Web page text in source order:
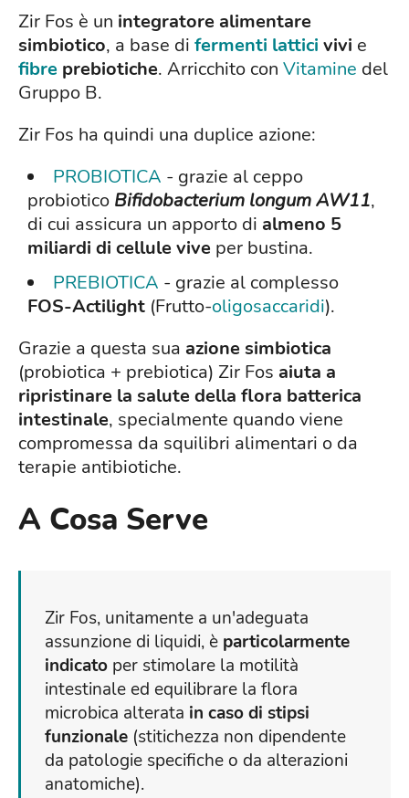
Zir Fos è un integratore alimentare
simbiotico, a base di fermenti lattici vivi e
fibre prebiotiche. Arricchito con Vitamine del
Gruppo B.
Zir Fos ha quindi una duplice azione:
PROBIOTICA - grazie al ceppo
probiotico Bifidobacterium longum AW11,
di cui assicura un apporto di almeno 5
miliardi di cellule vive per bustina.
PREBIOTICA - grazie al complesso
FOS-Actilight (Frutto-oligosaccaridi).
Grazie a questa sua azione simbiotica
(probiotica + prebiotica) Zir Fos aiuta a
ripristinare la salute della flora batterica
intestinale, specialmente quando viene
compromessa da squilibri alimentari o da
terapie antibiotiche.
A Cosa Serve
Zir Fos, unitamente a un'adeguata
assunzione di liquidi, è particolarmente
indicato per stimolare la motilità
intestinale ed equilibrare la flora
microbica alterata in caso di stipsi
funzionale (stitichezza non dipendente
da patologie specifiche o da alterazioni
anatomiche).